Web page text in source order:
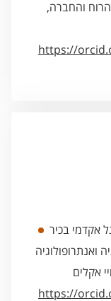
והחברה,
https://
אקדמי בכיר
ואנתרופולוגיה
אקלים
https://